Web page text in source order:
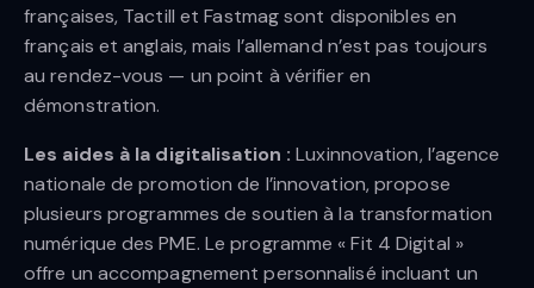
françaises, Tactill et Fastmag sont disponibles en
français et anglais, mais l’allemand n’est pas toujours
au rendez-vous — un point à vérifier en
démonstration.
Les aides à la digitalisation : Luxinnovation, l’agence
nationale de promotion de l’innovation, propose
plusieurs programmes de soutien à la transformation
numérique des PME. Le programme « Fit 4 Digital »
offre un accompagnement personnalisé incluant un